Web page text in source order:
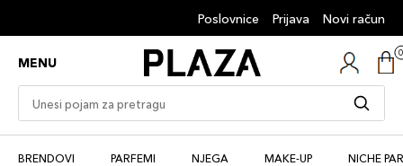
Poslovnice Prijava Novi račun
MENU
BRENDOVI PARFEMI NJEGA MAKE-UP NICHE